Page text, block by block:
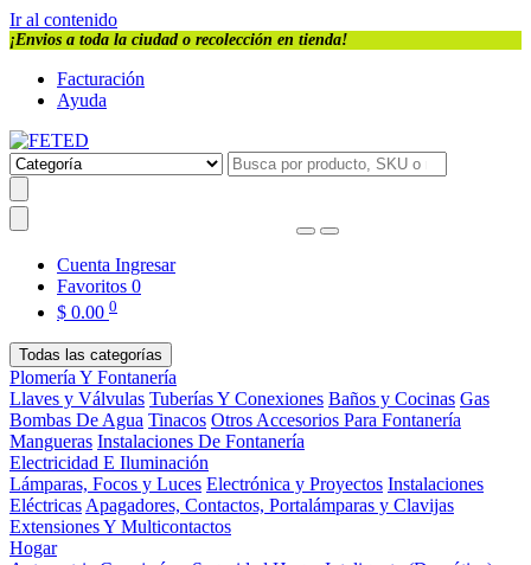
Ir al contenido
¡Envios a toda la ciudad o recolección en tienda!
Facturación
Ayuda
Cuenta Ingresar
Favoritos 0
$ 0.00 0
Todas las categorías
Plomería Y Fontanería
Llaves y Válvulas Tuberías Y Conexiones Baños y Cocinas Gas
Bombas De Agua Tinacos Otros Accesorios Para Fontanería
Mangueras Instalaciones De Fontanería
Electricidad E Iluminación
Lámparas, Focos y Luces Electrónica y Proyectos Instalaciones
Eléctricas Apagadores, Contactos, Portalámparas y Clavijas
Extensiones Y Multicontactos
Hogar